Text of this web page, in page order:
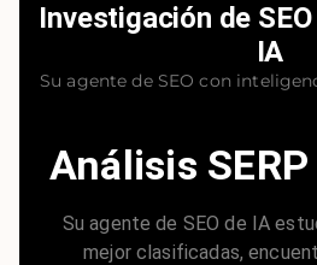
Investigación de
IA
Su agente de SEO con
Análisis
Su agente de SEO de IA
mejor clasificadas,